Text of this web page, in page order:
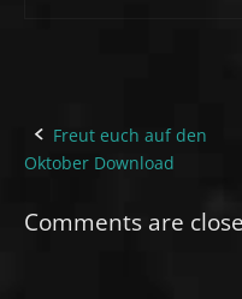
Post
Freut euch auf den
Oktober Download
Comments are